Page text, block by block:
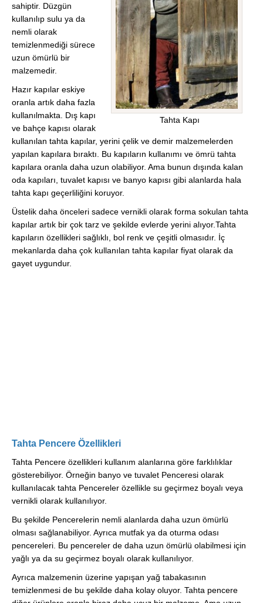
Tahta Kapı
sahiptir. Düzgün
kullanılıp sulu ya da
nemli olarak
temizlenmediği sürece
uzun ömürlü bir
malzemedir.
Hazır kapılar eskiye
oranla artık daha fazla
kullanılmakta. Dış kapı
ve bahçe kapısı olarak
kullanılan tahta kapılar, yerini çelik ve demir malzemelerden
yapılan kapılara bıraktı. Bu kapıların kullanımı ve ömrü tahta
kapılara oranla daha uzun olabiliyor. Ama bunun dışında kalan
oda kapıları, tuvalet kapısı ve banyo kapısı gibi alanlarda hala
tahta kapı geçerliliğini koruyor.
Üstelik daha önceleri sadece vernikli olarak forma sokulan tahta
kapılar artık bir çok tarz ve şekilde evlerde yerini alıyor.Tahta
kapıların özellikleri sağlıklı, bol renk ve çeşitli olmasıdır. İç
mekanlarda daha çok kullanılan tahta kapılar fiyat olarak da
gayet uygundur.
Tahta Pencere Özellikleri
Tahta Pencere özellikleri kullanım alanlarına göre farklılıklar
gösterebiliyor. Örneğin banyo ve tuvalet Penceresi olarak
kullanılacak tahta Pencereler özellikle su geçirmez boyalı veya
vernikli olarak kullanılıyor.
Bu şekilde Pencerelerin nemli alanlarda daha uzun ömürlü
olması sağlanabiliyor. Ayrıca mutfak ya da oturma odası
pencereleri. Bu pencereler de daha uzun ömürlü olabilmesi için
yağlı ya da su geçirmez boyalı olarak kullanılıyor.
Ayrıca malzemenin üzerine yapışan yağ tabakasının
temizlenmesi de bu şekilde daha kolay oluyor. Tahta pencere